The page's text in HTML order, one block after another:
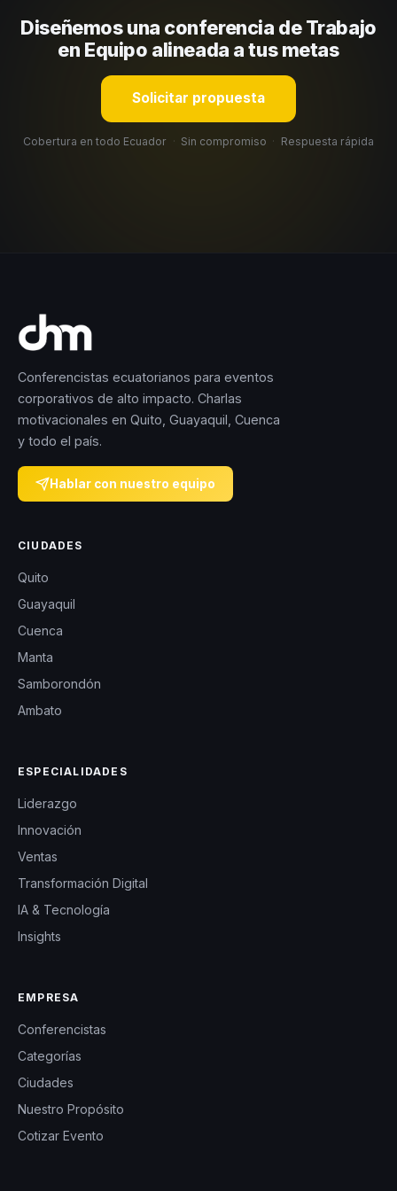
organizacional. En CHM Ecuador te ayudamos con una
selección estratégica basada en estos criterios.
Diseñemos una conferencia de Trabajo
en Equipo alineada a tus metas
Solicitar propuesta
Cobertura en todo Ecuador · Sin compromiso · Respuesta rápida
Conferencistas ecuatorianos para eventos
corporativos de alto impacto. Charlas
motivacionales en Quito, Guayaquil, Cuenca
y todo el país.
Hablar con nuestro equipo
CIUDADES
Quito
Guayaquil
Cuenca
Manta
Samborondón
Ambato
ESPECIALIDADES
Liderazgo
Innovación
Ventas
Transformación Digital
IA & Tecnología
Insights
EMPRESA
Conferencistas
Categorías
Ciudades
Nuestro Propósito
Cotizar Evento